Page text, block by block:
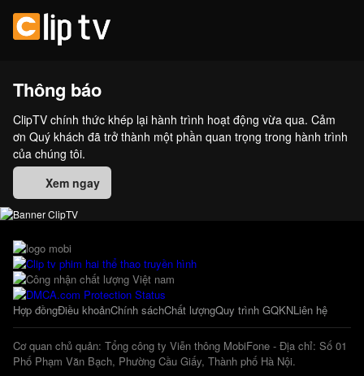
Thông báo
ClipTV chính thức khép lại hành trình hoạt động vừa qua. Cảm
ơn Quý khách đã trở thành một phần quan trọng trong hành trình
của chúng tôi.
Xem ngay
Hợp đồngĐiều khoảnChính sáchChất lượngQuy trình GQKNLiên hệ
Cơ quan chủ quản: Tổng công ty Viễn thông MobiFone - Địa chỉ: Số 01
Phố Phạm Văn Bạch, Phường Cầu Giấy, Thành phố Hà Nội.